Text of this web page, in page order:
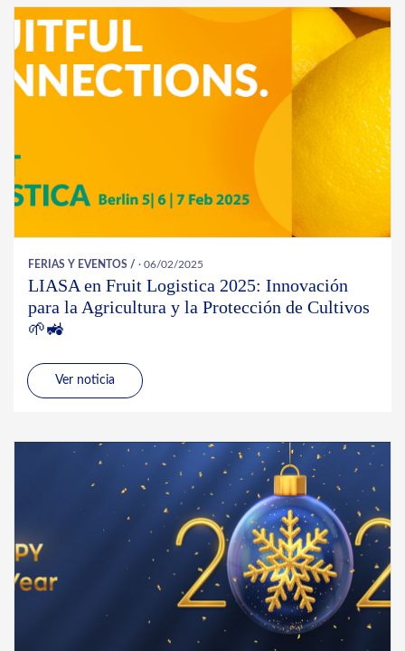
FERIAS Y EVENTOS / · 06/02/2025
LIASA en Fruit Logistica 2025: Innovación
para la Agricultura y la Protección de Cultivos
🌱🚜
Ver noticia